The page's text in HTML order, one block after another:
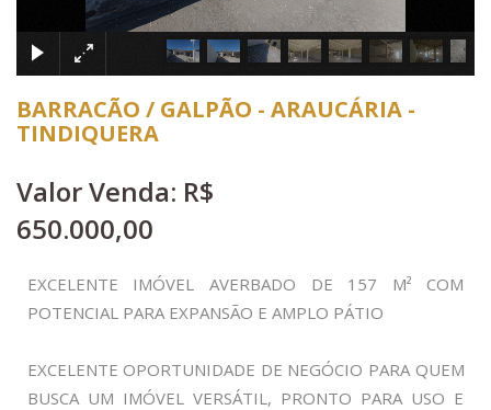
×
BARRACÃO / GALPÃO - ARAUCÁRIA -
TINDIQUERA
Valor Venda: R$
650.000,00
EXCELENTE IMÓVEL AVERBADO DE 157 M² COM
POTENCIAL PARA EXPANSÃO E AMPLO PÁTIO
EXCELENTE OPORTUNIDADE DE NEGÓCIO PARA QUEM
BUSCA UM IMÓVEL VERSÁTIL, PRONTO PARA USO E